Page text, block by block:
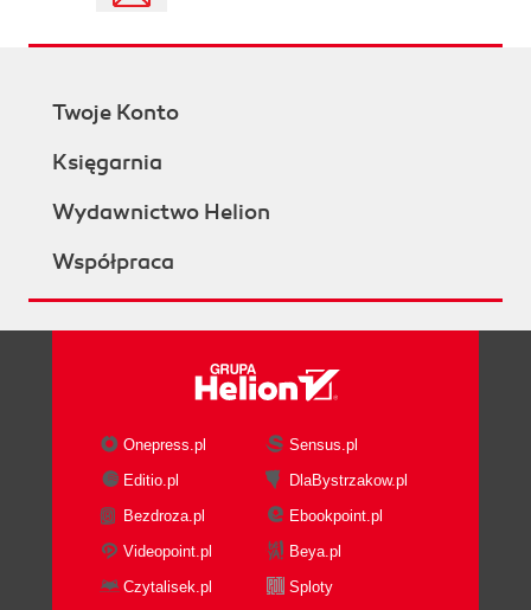
Twoje Konto
Księgarnia
Wydawnictwo Helion
Współpraca
Onepress.pl
Sensus.pl
Editio.pl
DlaBystrzakow.pl
Bezdroza.pl
Ebookpoint.pl
Videopoint.pl
Beya.pl
Czytalisek.pl
Sploty